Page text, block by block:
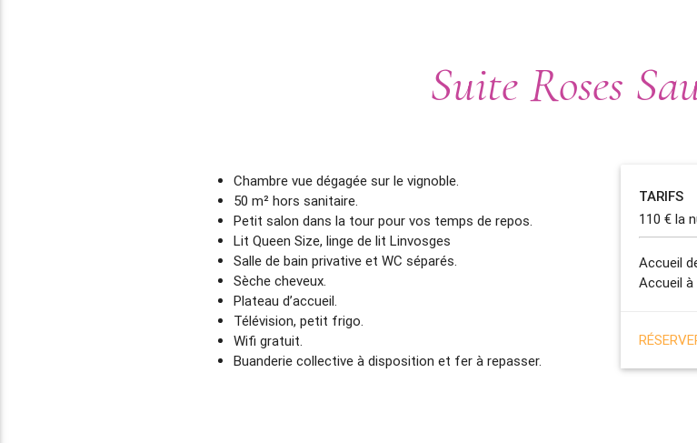
Suite Roses
Chambre vue dégagée sur le vignoble.
50 m² hors sanitaire.
Petit salon dans la tour pour vos temps de repos.
Lit Queen Size, linge de lit Linvosges
Salle de bain privative et WC séparés.
Sèche cheveux.
Plateau d’accueil.
Télévision, petit frigo.
Wifi gratuit.
Buanderie collective à disposition et fer à repasser.
TARIFS
110 € la
Accueil
Accueil